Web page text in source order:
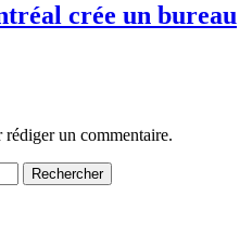
crée un bureau
rédiger un commentaire.